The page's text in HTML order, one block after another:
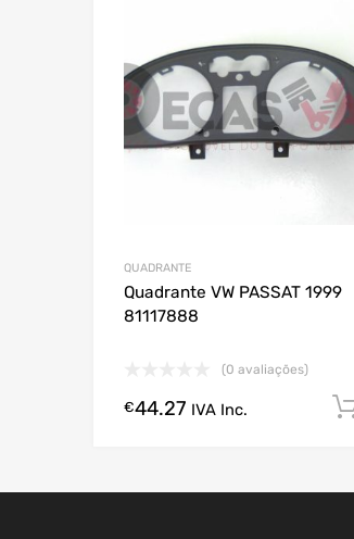
QUADRANTE
Quadrante VW PASSAT 1999
81117888
(0 avaliações)
€44.27 IVA Inc.